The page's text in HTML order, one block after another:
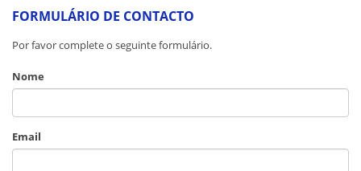
FORMULÁRIO DE CONTACTO
Por favor complete o seguinte formulário.
Nome
Email